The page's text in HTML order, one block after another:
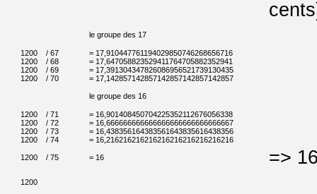
le groupe des 17
1200
1200
1200
1200
/ 67
/ 68
/ 69
/ 70
= 17,910447761194029850746268656716
= 17,647058823529411764705882352941
= 17,391304347826086956521739130435
= 17,142857142857142857142857142857
le groupe des 16
1200
1200
1200
1200
/ 71
/ 72
/ 73
/ 74
= 16,901408450704225352112676056338
= 16,666666666666666666666666666667
= 16,438356164383561643835616438356
= 16,216216216216216216216216216216
1200 / 75 = 16 =>
1200